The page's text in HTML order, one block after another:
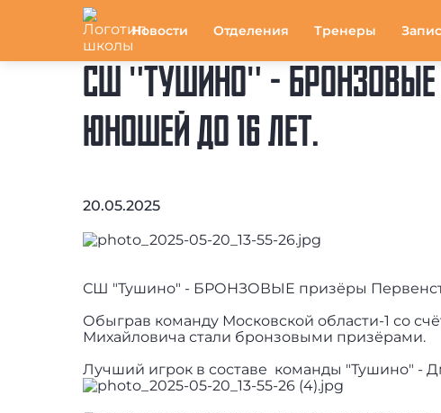
Новости Отделения Тренеры
СШ "ТУШИНО" - БРОНЗОВЫЕ
ЮНОШЕЙ ДО 16 ЛЕТ.
20.05.2025
СШ "Тушино" - БРОНЗОВЫЕ призёры
Обыграв команду Московской области-1 со
Михайловича стали бронзовыми призёрами.
Лучший игрок в составе команды "Тушино" -